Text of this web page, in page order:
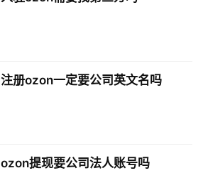
注册ozon一定要公司英文名吗
ozon提现要公司法人账号吗